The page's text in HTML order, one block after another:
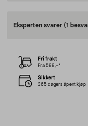
Eksperten svarer (1
Fri frakt
Fra 599,–*
Sikkert
365 dagers åpent kjøp